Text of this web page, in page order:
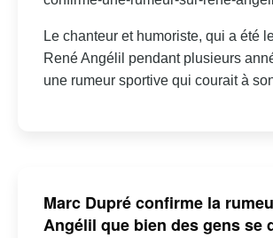
Le chanteur et humoriste, qui a été
René Angélil pendant plusieurs
une rumeur sportive qui courait à
Marc Dupré confirme la
Angélil que bien des gens se